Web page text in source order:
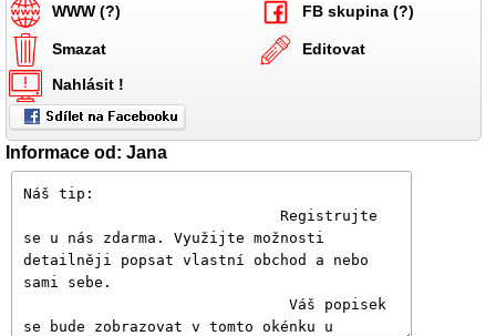
WWW (?)
FB skupina (?)
Smazat
Editovat
Nahlásit !
Informace od: Jana